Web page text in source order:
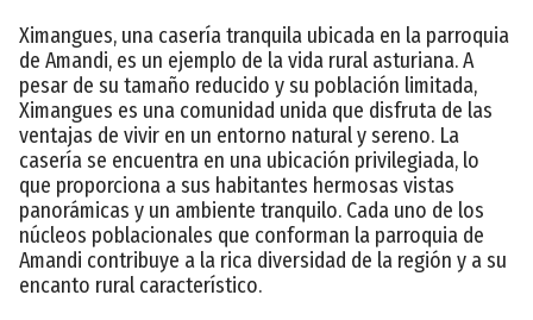
Ximangues, una casería tranquila ubicada en la parroquia
de Amandi, es un ejemplo de la vida rural asturiana. A
pesar de su tamaño reducido y su población limitada,
Ximangues es una comunidad unida que disfruta de las
ventajas de vivir en un entorno natural y sereno. La
casería se encuentra en una ubicación privilegiada, lo
que proporciona a sus habitantes hermosas vistas
panorámicas y un ambiente tranquilo. Cada uno de los
núcleos poblacionales que conforman la parroquia de
Amandi contribuye a la rica diversidad de la región y a su
encanto rural característico.